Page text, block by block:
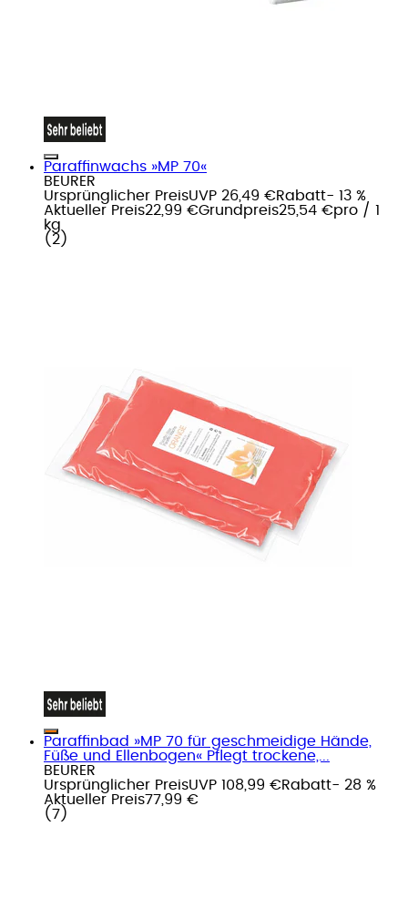
Paraffinwachs »MP 70«
BEURER
Ursprünglicher PreisUVP 26,49 €Rabatt- 13 %
Aktueller Preis22,99 €Grundpreis25,54 €pro / 1
kg
( 2 )
Paraffinbad »MP 70 für geschmeidige Hände,
Füße und Ellenbogen« Pflegt trockene,...
BEURER
Ursprünglicher PreisUVP 108,99 €Rabatt- 28 %
Aktueller Preis77,99 €
( 7 )